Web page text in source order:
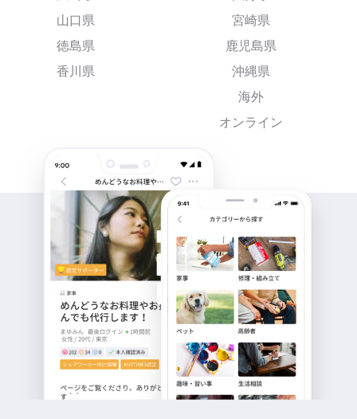
山口県
徳島県
香川県
宮崎県
鹿児島県
沖縄県
海外
オンライン